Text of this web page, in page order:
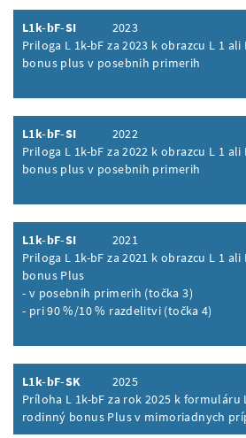
L1k-bF-SI
2023
Priloga L 1k-bF za 2023 k obrazcu L 1 ali
bonus plus v posebnih primerih
Inhalt aufklappen
L1k-bF-SI
2022
Priloga L 1k-bF za 2022 k obrazcu L 1 ali
bonus plus v posebnih primerih
Inhalt aufklappen
L1k-bF-SI
2021
Priloga L 1k-bF za 2021 k obrazcu L 1 ali
bonus Plus
- v posebnih primerih (točka 3)
- pri 90 %/10 % razdelitvi (točka 4)
Inhalt aufklappen
L1k-bF-SK
2025
Príloha L 1k-bF za rok 2025 k formuláru
rodinný bonus Plus v mimoriadnych
Inhalt aufklappen